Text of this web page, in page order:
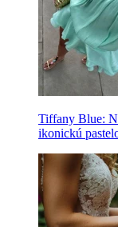
Tiffany Blue:
ikonickú